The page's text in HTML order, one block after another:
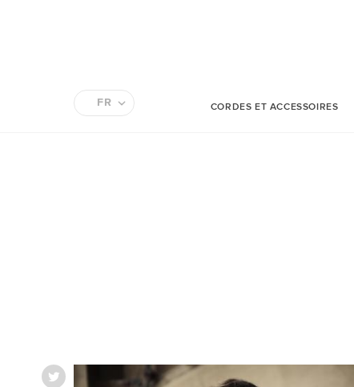
FR CORDES ET ACCESSOIRES